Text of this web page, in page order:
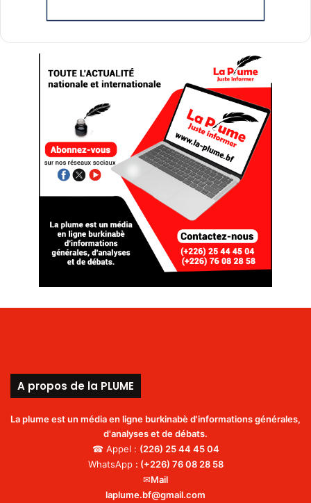
A propos de la PLUME
La plume est un média en ligne burkinabè d'informations générales,
d'analyses et de débats.
☎ Appel : (226) 25 44 45 04
WhatsApp : (+226) 76 08 28 58
✉Mail
laplume.bf@gmail.com